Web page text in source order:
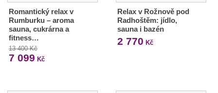
Romantický relax v
Rumburku – aroma
sauna, cukrárna a
fitness…
13 400 Kč
7 099 Kč
Relax v Rožnově pod
Radhoštěm: jídlo,
sauna i bazén
2 770 Kč